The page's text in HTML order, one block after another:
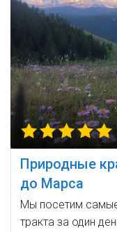
Природные
до Марса
Мы посетим
тракта за один